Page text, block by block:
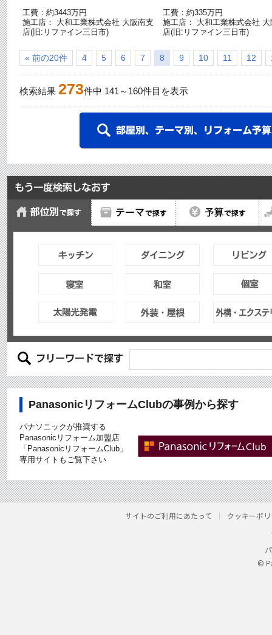
工費：約3443万円
施工店： 大和工業株式会社 大阪南支
店(旧:リファイン三日市)
工費：約335万円
施工店： 大和工業株式会社 大
店(旧:リファイン三日市)
« 前の20件 4 5 6 7 8 9 10 11 12
検索結果 273件中 141 ～ 160件目を表示
PanasonicリフォームClubの事例から探す
パナソニックが推奨する
Panasonicリフォーム加盟店
「PanasonicリフォームClub」
専用サイトもご覧下さい
サイトのご利用にあたって クッキーポ
©